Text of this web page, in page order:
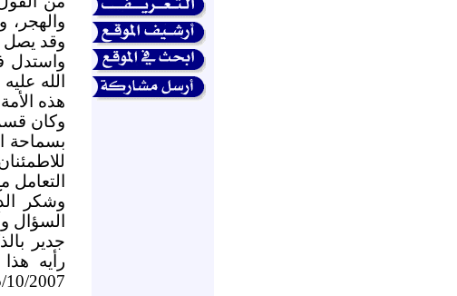
والهجر،
وقد يصل
واستدل
الله
هذه
وكان
بسماحة
التعامل
وشكر
السؤال
جدير
رأيه
10/2007 .